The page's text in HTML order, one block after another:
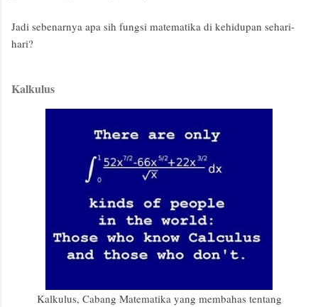
Jadi sebenarnya apa sih fungsi matematika di kehidupan sehari-
hari?
Kalkulus
Kalkulus, Cabang Matematika yang membahas tentang